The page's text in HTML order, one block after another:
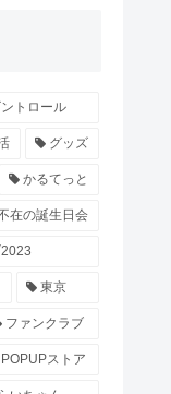
ントロール
グッズ
かるてっと
在の誕生日会
東京
ファンクラブ
POPUPストア